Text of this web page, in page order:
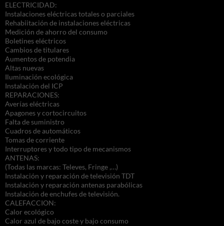
ELECTRICIDAD:
Instalaciones eléctricas totales o parciales
Rehabiitación de instalaciones eléctricas
Medición de ahorro del consumo
Boletines eléctricos
Cambios de titulares
Aumentos de potendia
Altas nuevas
Iluminación ecológica
Instalación del ICP
REPARACIONES:
Averías eléctricas
Apagones y cortocircuitos
Falta de suministro
Cuadros de automáticos
Tomas de corriente
Interruptores y todo tipo de mecanismos
ANTENAS:
(Todas las marcas: Televes, Fringe ,…)
Instalación y reparación de televisión TDT
Instalación y reparación antenas parabólicas
Instalación de enchufes de televisión.
CALEFACCION:
Calor ecológico
Calor azul de bajo coste y bajo consumo